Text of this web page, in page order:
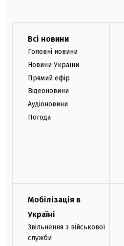
Всі новини
Головні новини
Новини України
Прямий ефір
Відеоновини
Аудіоновини
Погода
Мобілізація в
Україні
Звільнення з військової
служби